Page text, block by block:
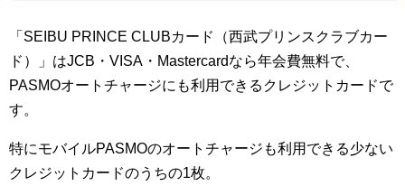
「SEIBU PRINCE CLUBカード（西武プリンスクラブカー
ド）」はJCB・VISA・Mastercardなら年会費無料で、
PASMOオートチャージにも利用できるクレジットカードで
す。
特にモバイルPASMOのオートチャージも利用できる少ない
クレジットカードのうちの1枚。